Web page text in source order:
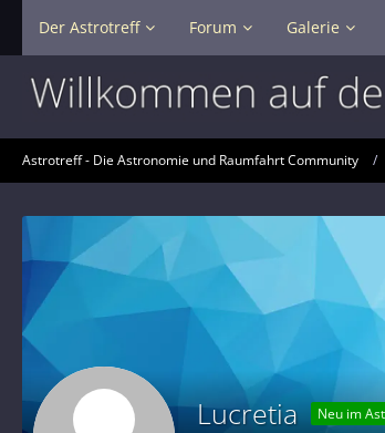
Der Astrotreff Forum Galerie
Astrotreff - Die Astronomie und Raumfahrt Community
Lucretia Neu im